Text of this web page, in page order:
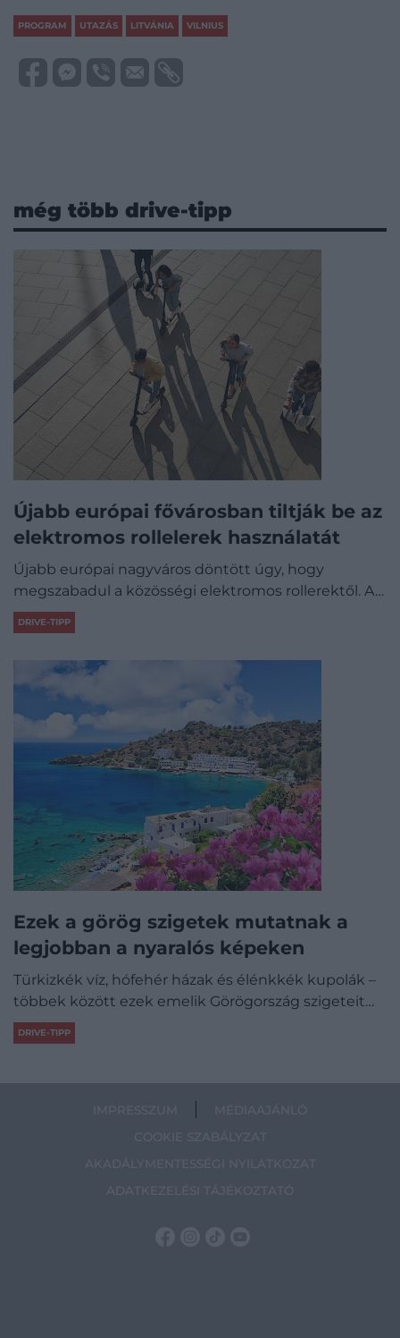
PROGRAM UTAZÁS LITVÁNIA VILNIUS
még több drive-tipp
Újabb európai fővárosban tiltják be az
elektromos rollelerek használatát
Újabb európai nagyváros döntött úgy, hogy
megszabadul a közösségi elektromos rollerektől. A…
DRIVE-TIPP
Ezek a görög szigetek mutatnak a
legjobban a nyaralós képeken
Türkizkék víz, hófehér házak és élénkkék kupolák –
többek között ezek emelik Görögország szigeteit…
DRIVE-TIPP